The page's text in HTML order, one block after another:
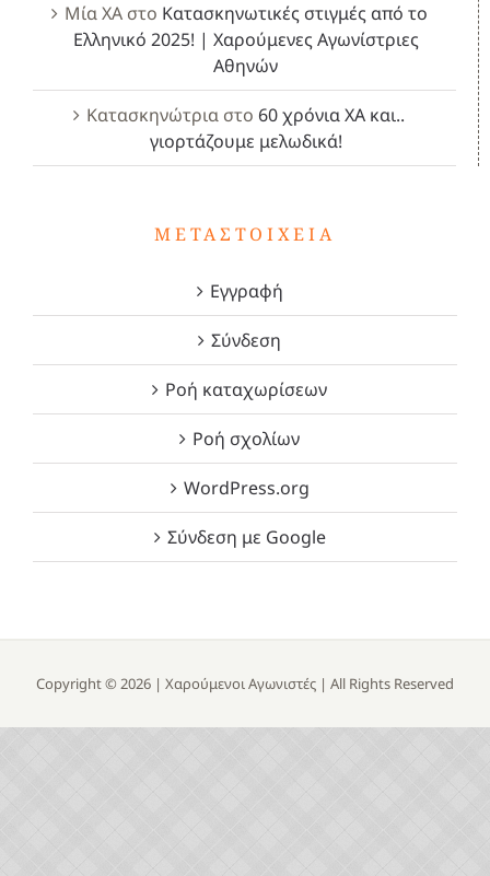
Μία ΧΑστο Κατασκηνωτικές στιγμές από το
Ελληνικό 2025! | Χαρούμενες Αγωνίστριες
Αθηνών
Κατασκηνώτρια στο 60 χρόνια ΧΑ και..
γιορτάζουμε μελωδικά!
ΜΕΤΑΣΤΟΙΧΕΊΑ
Εγγραφή
Σύνδεση
Ροή καταχωρίσεων
Ροή σχολίων
WordPress.org
Σύνδεση με Google
Copyright © 2026 | Χαρούμενοι Αγωνιστές | All Rights Reserved